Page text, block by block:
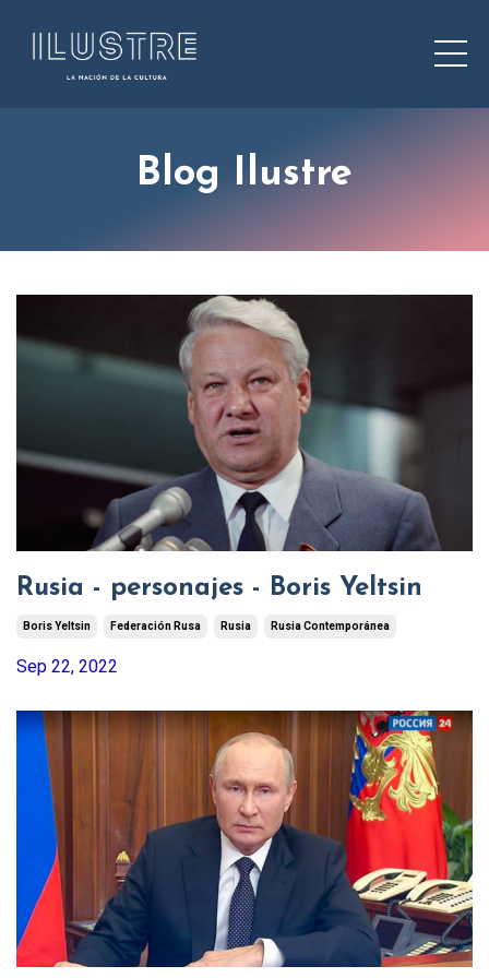
Blog Ilustre
Rusia - personajes - Boris Yeltsin
Boris Yeltsin Federación Rusa Rusia Rusia Contemporánea
Sep 22, 2022